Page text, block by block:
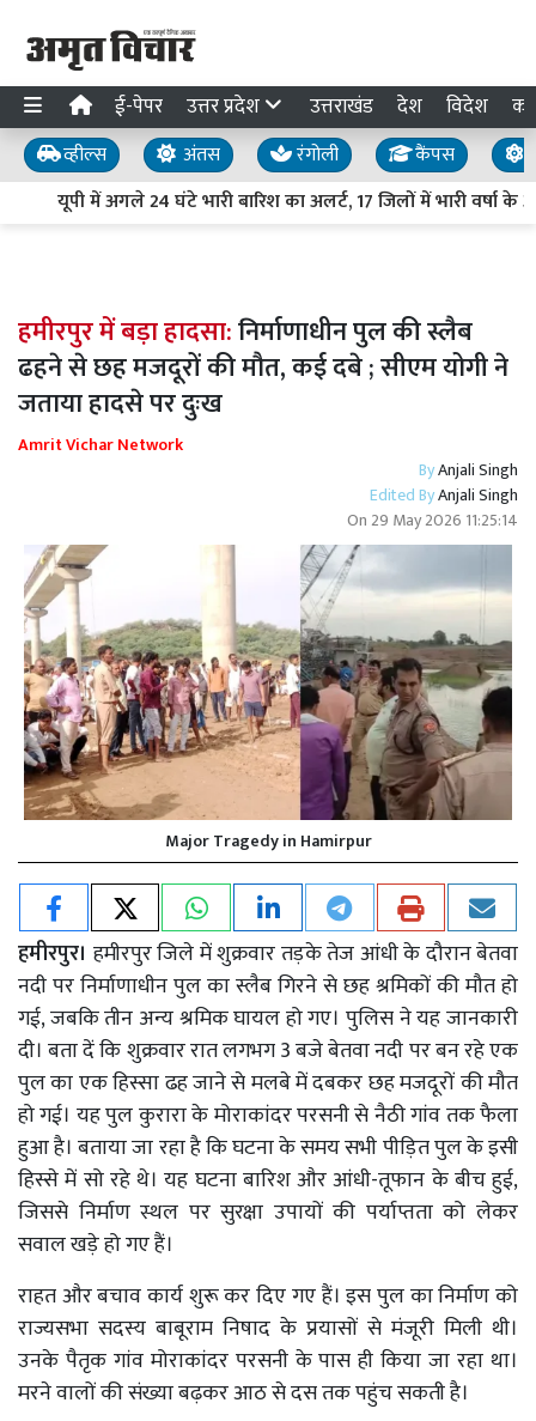
ई-पेपर उत्तर प्रदेश उत्तराखंड देश विदेश
व्हील्स अंतस रंगोली कैंपस
यूपी में अगले 24 घंटे भारी बारिश का अलर्ट, 17 जिलों में भारी वर्षा के
हमीरपुर में बड़ा हादसा:निर्माणाधीन पुल की स्लैब
ढहने से छह मजदूरों की मौत, कई दबे ; सीएम योगी ने
जताया हादसे पर दुःख
Amrit Vichar Network
ByAnjali Singh
Edited ByAnjali Singh
On 29 May 2026 11:25:14
Major Tragedy in Hamirpur
हमीरपुर। हमीरपुर जिले में शुक्रवार तड़के तेज आंधी के दौरान बेतवा
नदी पर निर्माणाधीन पुल का स्लैब गिरने से छह श्रमिकों की मौत हो
गई, जबकि तीन अन्य श्रमिक घायल हो गए। पुलिस ने यह जानकारी
दी। बता दें किशुक्रवार रात लगभग 3 बजे बेतवा नदी पर बन रहे एक
पुल का एक हिस्सा ढह जाने से मलबे में दबकर छह मजदूरों की मौत
हो गई। यह पुल कुरारा के मोराकांदर परसनी से नैठी गांव तक फैला
हुआ है। बताया जा रहा है कि घटना के समय सभी पीड़ित पुल के इसी
हिस्से में सो रहे थे। यह घटना बारिश और आंधी-तूफान के बीच हुई,
जिससे निर्माण स्थल पर सुरक्षा उपायों की पर्याप्तता को लेकर
सवाल खड़े हो गए हैं।
राहत और बचाव कार्य शुरू कर दिए गए हैं। इस पुल का निर्माण को
राज्यसभा सदस्य बाबूराम निषाद के प्रयासों से मंजूरी मिली थी।
उनके पैतृक गांव मोराकांदर परसनी के पास ही किया जा रहा था।
मरने वालों की संख्या बढ़कर आठ से दस तक पहुंच सकती है।